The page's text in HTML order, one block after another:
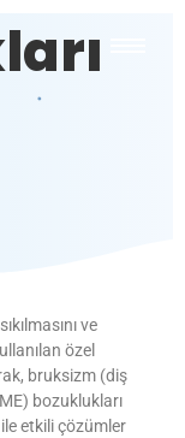
ve
özel
bruksizm (diş
bozuklukları
etkili çözümler